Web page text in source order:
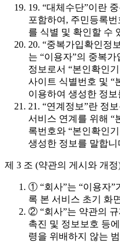
19. “대체수단”이란
포함하여, 주민등록
를 식별 및 확인할 수
20. “중복가입확인정
는 “이용자”의 중복
정보로서 “본인확인
사이트 식별번호 및 “
이용하여 생성한 정
21. “연계정보”란 정
서비스 연계를 위해 “
록번호와 “본인확인
생성한 정보를 말합니
제 3 조 (약관의 게시와 개정
① “회사”는 “이용자”
록 본 서비스 초기 화
② “회사”는 약관의
촉진 및 정보보호 등
령을 위배하지 않는